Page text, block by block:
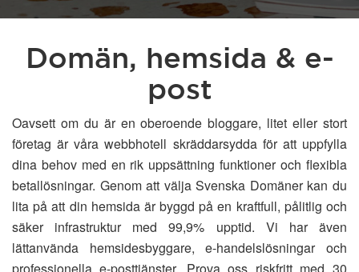
Domän, hemsida & e-
post
Oavsett om du är en oberoende bloggare, litet eller stort
företag är våra webbhotell skräddarsydda för att uppfylla
dina behov med en rik uppsättning funktioner och flexibla
betallösningar. Genom att välja Svenska Domäner kan du
lita på att din hemsida är byggd på en kraftfull, pålitlig och
säker infrastruktur med 99,9% upptid. Vi har även
lättanvända hemsidesbyggare, e-handelslösningar och